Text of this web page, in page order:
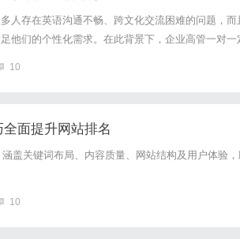
人存在英语沟通不畅、跨文化交流困难的问题，而
他们的个性化需求。在此背景下，企业高管一对一
优质选择，为企业高管破解学习难题、提升核心竞
一对一授课模式，是EFVIP课程的...
10
面提升网站排名
盖关键词布局、内容质量、网站结构及用户体验
10